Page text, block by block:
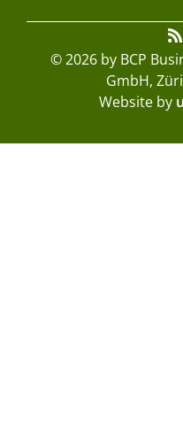
© 2026 by BCP
GmbH,
Website by